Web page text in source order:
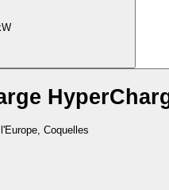
Coquelles